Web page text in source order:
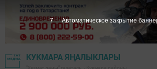
КУКМАРА ЯҢАЛЫКЛАРЫ
7 Автоматическое закрытие